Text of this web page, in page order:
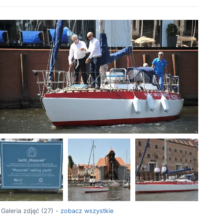
Galeria zdjęć (27) - zobacz wszystkie